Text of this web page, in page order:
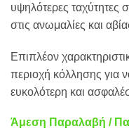
υψηλότερες ταχύτητες
στις ανωμαλίες και
Επιπλέον
περιοχή κόλλησης για
ευκολότερη και
Άμεση Παραλαβή /